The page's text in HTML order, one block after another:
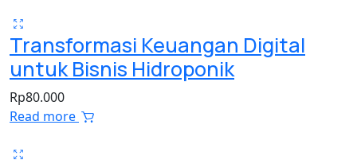
Transformasi Keuangan Digital
untuk Bisnis Hidroponik
Rp80.000
Read more